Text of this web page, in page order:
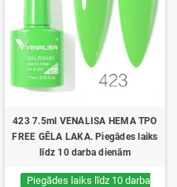
423 7.5ml VENALISA HEMA TPO
FREE GĒLA LAKA. Piegādes laiks
līdz 10 darba dienām
Piegādes laiks līdz 10 darba